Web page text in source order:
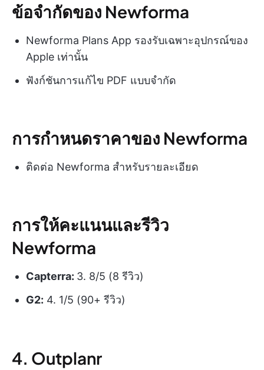
ข้อจำกัดของ Newforma
Newforma Plans App รองรับเฉพาะอุปกรณ์ของ
Apple เท่านั้น
ฟังก์ชันการแก้ไข PDF แบบจำกัด
การกำหนดราคาของ Newforma
ติดต่อ Newforma สำหรับรายละเอียด
การให้คะแนนและรีวิว
Newforma
Capterra: 3. 8/5 (8 รีวิว)
G2: 4. 1/5 (90+ รีวิว)
4. Outplanr